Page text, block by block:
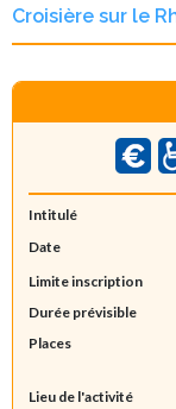
Croisière sur le
Intitulé
Date
Limite inscription
Durée prévisible
Places
Lieu de l'activité